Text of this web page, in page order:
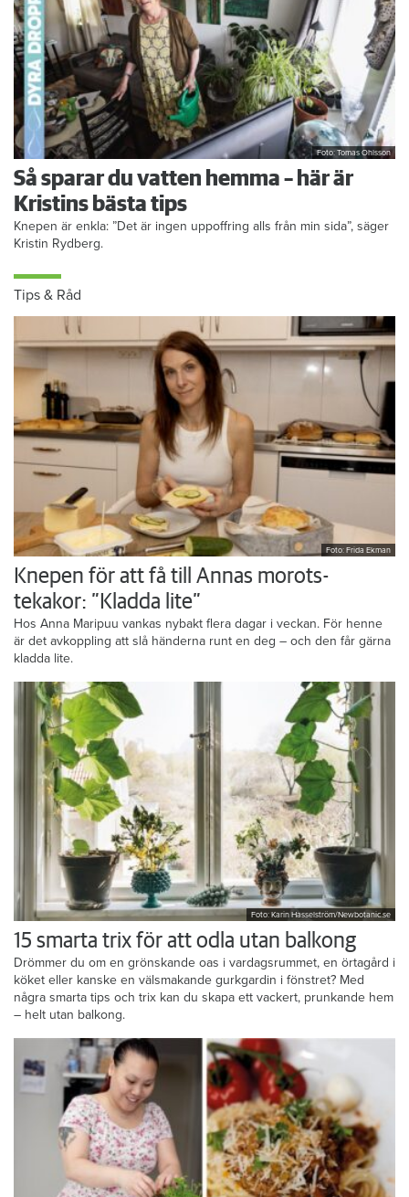
Foto: Tomas Ohlsson
Så sparar du vatten hemma – här är
Kristins bästa tips
Knepen är enkla: ”Det är ingen uppoffring alls från min sida”, säger
Kristin Rydberg.
Tips & Råd
Foto: Frida Ekman
Knepen för att få till Annas morots-
tekakor: ”Kladda lite”
Hos Anna Maripuu vankas nybakt flera dagar i veckan. För henne
är det avkoppling att slå händerna runt en deg – och den får gärna
kladda lite.
Foto: Karin Hasselström/Newbotanic.se
15 smarta trix för att odla utan balkong
Drömmer du om en grönskande oas i vardagsrummet, en örtagård i
köket eller kanske en välsmakande gurkgardin i fönstret? Med
några smarta tips och trix kan du skapa ett vackert, prunkande hem
– helt utan balkong.